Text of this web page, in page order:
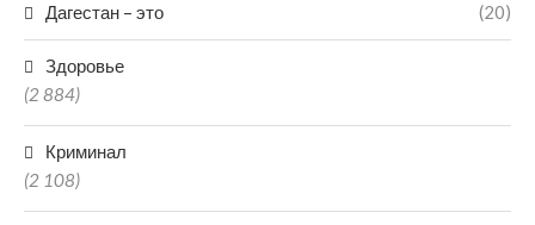
Дагестан – это (20)
Здоровье
(2 884)
Криминал
(2 108)